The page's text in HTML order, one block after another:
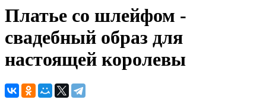
Платье со шлейфом -
свадебный образ для
настоящей королевы